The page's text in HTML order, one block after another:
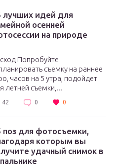
лучших идей для
осенней
на природе
Попробуйте
съемку на раннее
часов на 5 утра, подойдет
летней съемки,...
42 0 0
поз для фотосъемки,
которым вы
удачный снимок в